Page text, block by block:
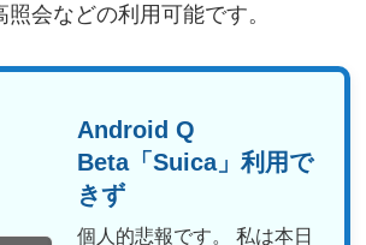
会などの利用可能です。
Android Q
Beta「Suica」利用で
きず
個人的悲報です。 私は本日